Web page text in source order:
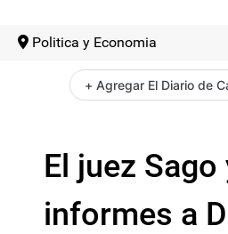
Politica y Economia
+ Agregar El Diario de
El juez
informes a